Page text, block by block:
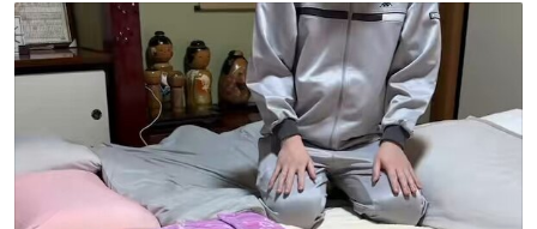
人＿ ＞今日は私服＜ ￣Y^Y^Y^Y^Y^￣ #白樹鳥取大阪コ
ナン旅行2026
ト
数
数